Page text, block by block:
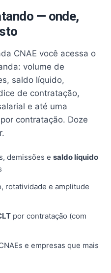
— onde,
CNAE você acessa o
volume de
saldo líquido,
de contratação,
e até uma
contratação. Doze
demissões e saldo líquido
rotatividade e amplitude
por contratação (com
e empresas que mais